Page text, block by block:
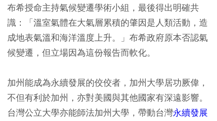
布希授命主持氣候變遷學術小組，最後得出明確共
識：「溫室氣體在大氣層累積的肇因是人類活動，造
成地表氣溫和海洋溫度上升。」布希政府原本否認氣
候變遷，但立場因為這份報告而軟化。
加州能成為永續發展的佼佼者，加州大學居功厥偉，
不但有利於加州，亦對美國與其他國家有深遠影響。
台灣公立大學亦能師法加州大學，帶動台灣永續發展